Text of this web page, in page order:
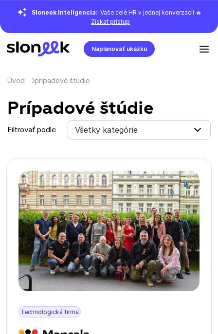
Sloneek Inteligencia: Vaše celé HR v jednej konverzácii 🔥
Získať prístup
Naplánovať ukážku
Úvod prípadové štúdie
Prípadové štúdie
Filtrovať podle Všetky kategórie
Technologická firma